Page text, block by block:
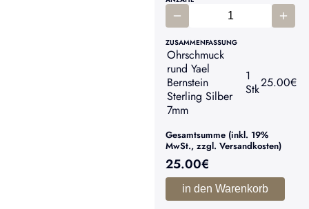
ZUSAMMENFASSUNG
Ohrschmuck
rund Yael
Bernstein
Sterling Silber
7mm
1
Stk25.00€
Gesamtsumme (inkl. 19%
MwSt., zzgl. Versandkosten)
25.00€
in den Warenkorb